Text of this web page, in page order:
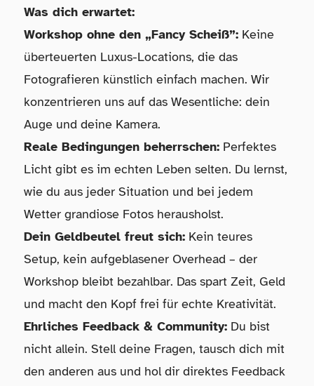
Was dich erwartet:
Workshop ohne den „Fancy Scheiß”:Keine
überteuerten Luxus-Locations, die das
Fotografieren künstlich einfach machen. Wir
konzentrieren uns auf das Wesentliche: dein
Auge und deine Kamera.
Reale Bedingungen beherrschen:Perfektes
Licht gibt es im echten Leben selten. Du lernst,
wie du aus jeder Situation und bei jedem
Wetter grandiose Fotos herausholst.
Dein Geldbeutel freut sich:Kein teures
Setup, kein aufgeblasener Overhead – der
Workshop bleibt bezahlbar. Das spart Zeit, Geld
und macht den Kopf frei für echte Kreativität.
Ehrliches Feedback & Community:Du bist
nicht allein. Stell deine Fragen, tausch dich mit
den anderen aus und hol dir direktes Feedback